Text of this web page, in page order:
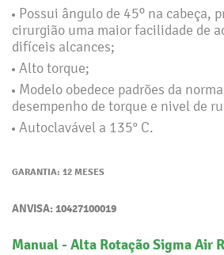
Possui ângulo de 45º na cabeça,
cirurgião uma maior facilidade de
difíceis alcances;
Alto torque;
Modelo obedece padrões da
desempenho de torque e nivel de
Autoclavável a 135° C.
GARANTIA: 12 MESES
ANVISA: 10427100019
Manual - Alta Rotação Sigma Air